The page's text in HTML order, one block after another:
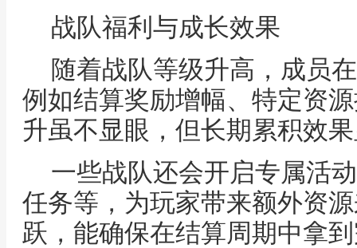
战队福利与成长效果
随着战队等级升高，成员
例如结算奖励增幅、特定资
升虽不显眼，但长期累积效
一些战队还会开启专属活
任务等，为玩家带来额外资
跃，能确保在结算周期中拿